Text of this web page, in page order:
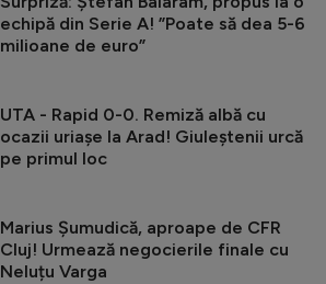
echipă din Serie A! ”Poate să dea 5-6
milioane de euro”
UTA - Rapid 0-0. Remiză albă cu
ocazii uriașe la Arad! Giuleștenii urcă
pe primul loc
Marius Șumudică, aproape de CFR
Cluj! Urmează negocierile finale cu
Neluțu Varga